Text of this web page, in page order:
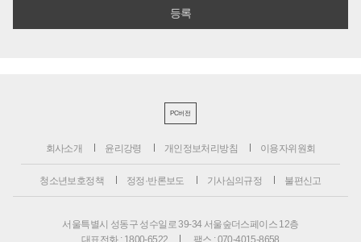
PC버전
회사소개 윤리강령 개인정보처리방침 이용자위원회
청소년보호정책 정정·반론보도 기사심의규정 불편신고
서울특별시 성동구 성수일로 39-34 서울숲더스페이스 12층